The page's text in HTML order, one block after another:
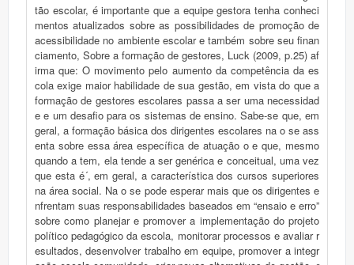
tão escolar, é importante que a equipe gestora tenha conheci
mentos atualizados sobre as possibilidades de promoção de
acessibilidade no ambiente escolar e também sobre seu finan
ciamento, Sobre a formação de gestores, Luck (2009, p.25) af
irma que: O movimento pelo aumento da competência da es
cola exige maior habilidade de sua gestão, em vista do que a
formação de gestores escolares passa a ser uma necessidad
e e um desafio para os sistemas de ensino. Sabe-se que, em
geral, a formação básica dos dirigentes escolares na o se ass
enta sobre essa área específica de atuação o e que, mesmo
quando a tem, ela tende a ser genérica e conceitual, uma vez
que esta é´, em geral, a característica dos cursos superiores
na área social. Na o se pode esperar mais que os dirigentes e
nfrentam suas responsabilidades baseados em “ensaio e erro”
sobre como planejar e promover a implementação do projeto
político pedagógico da escola, monitorar processos e avaliar r
esultados, desenvolver trabalho em equipe, promover a integr